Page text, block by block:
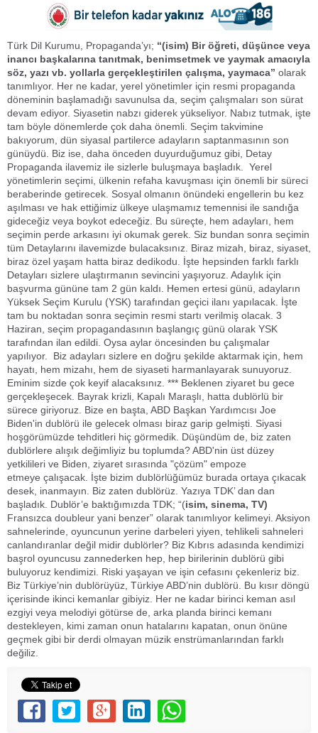
Türk Dil Kurumu, Propaganda’yı; “(isim) Bir öğreti, düşünce veya
inancı başkalarına tanıtmak, benimsetmek ve yaymak amacıyla
söz, yazı vb. yollarla gerçekleştirilen çalışma, yaymaca” olarak
tanımlıyor. Her ne kadar, yerel yönetimler için resmi propaganda
döneminin başlamadığı savunulsa da, seçim çalışmaları son sürat
devam ediyor. Siyasetin nabzı giderek yükseliyor. Nabız tutmak, işte
tam böyle dönemlerde çok daha önemli. Seçim takvimine
bakıyorum, dün siyasal partilerce adayların saptanmasının son
günüydü. Biz ise, daha önceden duyurduğumuz gibi, Detay
Propaganda ilavemiz ile sizlerle buluşmaya başladık. Yerel
yönetimlerin seçimi, ülkenin refaha kavuşması için önemli bir süreci
beraberinde getirecek. Sosyal olmanın önündeki engellerin bu kez
aşılması ve hak ettiğimiz ülkeye ulaşmamız temennisi ile sandığa
gideceğiz veya boykot edeceğiz. Bu süreçte, hem adayları, hem
seçimin perde arkasını iyi okumak gerek. Siz bundan sonra seçimin
tüm Detaylarını ilavemizde bulacaksınız. Biraz mizah, biraz, siyaset,
biraz özel yaşam hatta biraz dedikodu. İşte hepsinden farklı farklı
Detayları sizlere ulaştırmanın sevincini yaşıyoruz. Adaylık için
başvurma gününe tam 2 gün kaldı. Hemen ertesi günü, adayların
Yüksek Seçim Kurulu (YSK) tarafından geçici ilanı yapılacak. İşte
tam bu noktadan sonra seçimin resmi startı verilmiş olacak. 3
Haziran, seçim propagandasının başlangıç günü olarak YSK
tarafından ilan edildi. Oysa aylar öncesinden bu çalışmalar
yapılıyor. Biz adayları sizlere en doğru şekilde aktarmak için, hem
hayatı, hem mizahı, hem de siyaseti harmanlayarak sunuyoruz.
Eminim sizde çok keyif alacaksınız. *** Beklenen ziyaret bu gece
gerçekleşecek. Bayrak krizli, Kapalı Maraşlı, hatta dublörlü bir
sürece giriyoruz. Bize en başta, ABD Başkan Yardımcısı Joe
Biden'in dublörü ile gelecek olması biraz garip gelmişti. Siyasi
hoşgörümüzde tehditleri hiç görmedik. Düşündüm de, biz zaten
dublörlere alışık değimliyiz bu toplumda?ABD'nin üst düzey
yetkilileri ve Biden, ziyaret sırasında "çözüm" empoze
etmeye çalışacak. İşte bizim dublörlüğümüz burada ortaya çıkacak
desek, inanmayın. Biz zaten dublörüz. Yazıya TDK’ dan dan
başladık. Dublör’e baktığımızda TDK; “(isim, sinema, TV)
Fransızca doubleur yani benzer” olarak tanımlıyor kelimeyi. Aksiyon
sahnelerinde, oyuncunun yerine darbeleri yiyen, tehlikeli sahneleri
canlandıranlar değil midir dublörler? Biz Kıbrıs adasında kendimizi
başrol oyuncusu zannederken hep, hep birilerinin dublörü gibi
buluyoruz kendimizi. Riski yaşayan ve işin cefasını çekenleriz biz.
Biz Türkiye’nin dublörüyüz, Türkiye ABD’nin dublörü. Bu kısır döngü
içerisinde ikinci kemanlar gibiyiz. Her ne kadar birinci keman asıl
ezgiyi veya melodiyi götürse de, arka planda birinci kemanı
destekleyen, kimi zaman onun hatalarını kapatan, onun önüne
geçmek gibi bir derdi olmayan müzik enstrümanlarından farklı
değiliz.